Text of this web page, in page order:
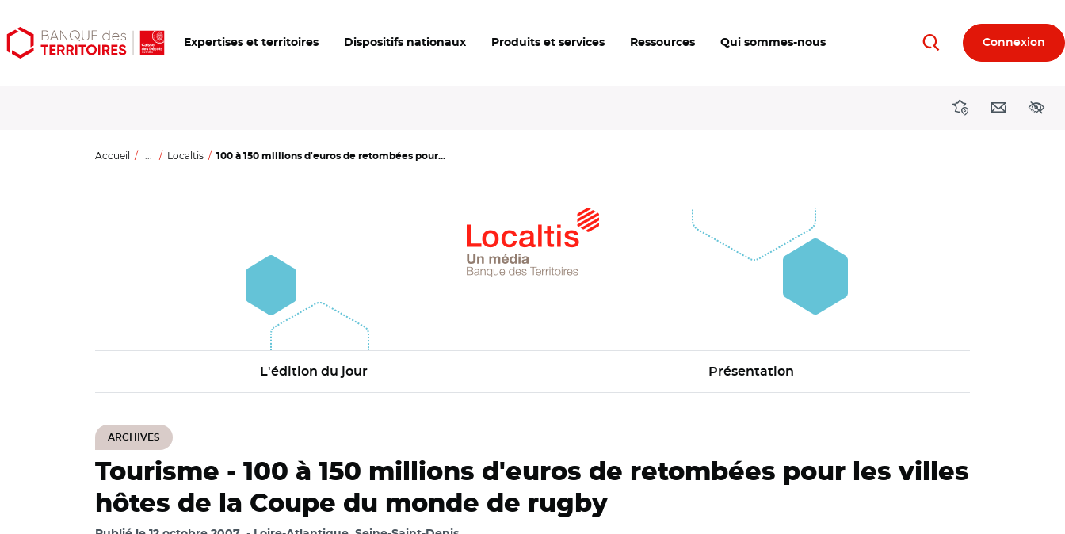
Aller
au
Aller
au
Ouvrir
les
Expertises et territoires Dispositifs nationaux Produits et services Ressources Qui sommes-nous RechercherConnexion
DirectionsContact
Accueil ... Localtis 100 à 150 millions d'euros de retombées pour...
L'édition du jour Présentation
ARCHIVES
Tourisme - 100 à 150 millions d'euros de retombées pour les villes
hôtes de la Coupe du monde de rugby